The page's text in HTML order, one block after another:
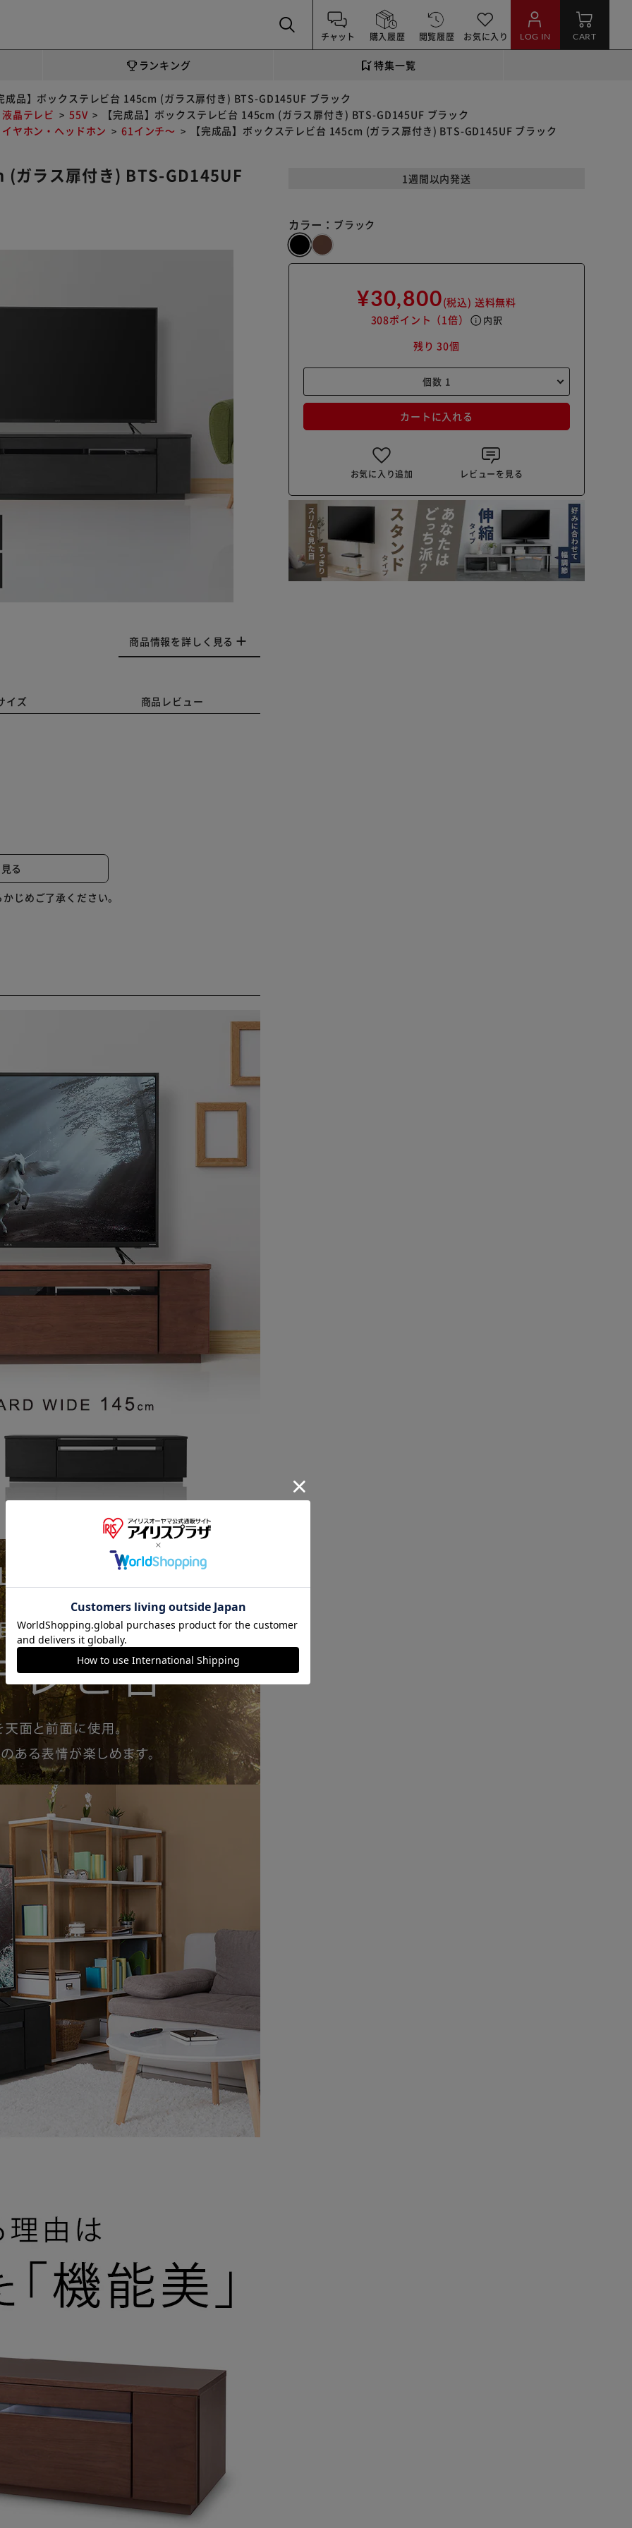
チャット 購入履歴 閲覧履歴 お気に入り LOG IN CART
ランキング 特集一覧
成品】ボックステレビ台 145cm (ガラス扉付き) BTS-GD145UF ブラック
液晶テレビ
55V
【完成品】ボックステレビ台 145cm (ガラス扉付き) BTS-GD145UF ブラック
イヤホン・ヘッドホン
61インチ～ 【完成品】ボックステレビ台 145cm (ガラス扉付き) BTS-GD145UF ブラック
(ガラス扉付き) BTS-GD145UF
商品情報を詳しく見る
1週間以内発送
カラー： ブラック
¥30,800(税込) 送料無料
308ポイント （1倍） info 内訳
残り 30個
カートに入れる
お気に入り追加 レビューを見る
イズ 商品レビュー
能。
納。背面に配線を流せるコード穴付き。
る
じめご了承ください。
※ご確認ください